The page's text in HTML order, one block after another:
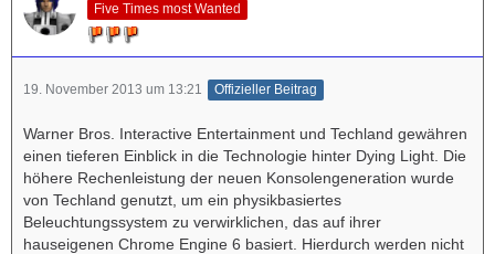
Five Times most Wanted
19. November 2013 um 13:21 Offizieller Beitrag
Warner Bros. Interactive Entertainment und Techland gewähren
einen tieferen Einblick in die Technologie hinter Dying Light. Die
höhere Rechenleistung der neuen Konsolengeneration wurde
von Techland genutzt, um ein physikbasiertes
Beleuchtungssystem zu verwirklichen, das auf ihrer
hauseigenen Chrome Engine 6 basiert. Hierdurch werden nicht